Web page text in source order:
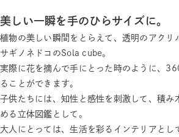
美しい一瞬を手のひらサイズに。
植物の美しい瞬間をとらえて、透明のアクリ
サギノネドコのSola cube。
実際に花を摘んで手にとった時のように、
ることができます。
子供たちには、知性と感性を刺激して、積み
める立体図鑑として。
大人にとっては、生活を彩るインテリアとし